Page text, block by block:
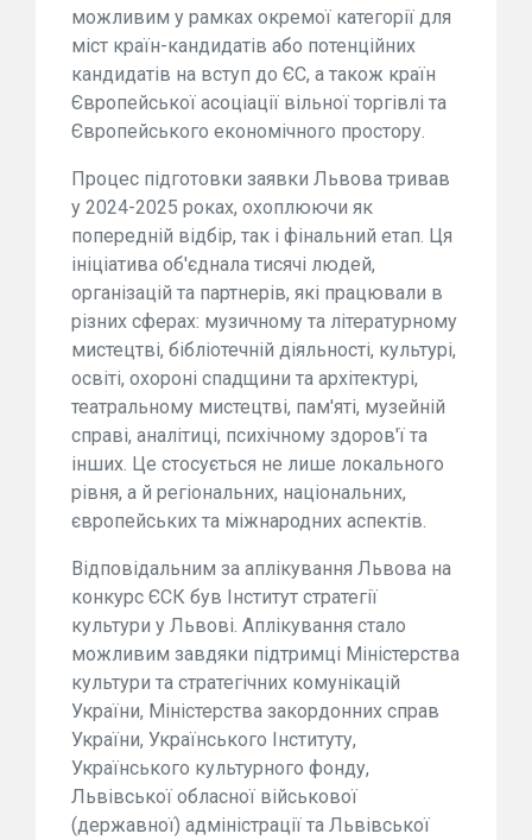
можливим у рамках окремої категорії для
міст країн-кандидатів або потенційних
кандидатів на вступ до ЄС, а також країн
Європейської асоціації вільної торгівлі та
Європейського економічного простору.
Процес підготовки заявки Львова тривав
у 2024-2025 роках, охоплюючи як
попередній відбір, так і фінальний етап. Ця
ініціатива об'єднала тисячі людей,
організацій та партнерів, які працювали в
різних сферах: музичному та літературному
мистецтві, бібліотечній діяльності, культурі,
освіті, охороні спадщини та архітектурі,
театральному мистецтві, пам'яті, музейній
справі, аналітиці, психічному здоров'ї та
інших. Це стосується не лише локального
рівня, а й регіональних, національних,
європейських та міжнародних аспектів.
Відповідальним за аплікування Львова на
конкурс ЄСК був Інститут стратегії
культури у Львові. Аплікування стало
можливим завдяки підтримці Міністерства
культури та стратегічних комунікацій
України, Міністерства закордонних справ
України, Українського Інституту,
Українського культурного фонду,
Львівської обласної військової
(державної) адміністрації та Львівської